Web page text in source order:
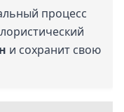
процесс
и сохранит свою